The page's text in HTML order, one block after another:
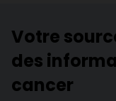
Votre
des
cancer